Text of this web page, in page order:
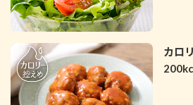
炊き込みご飯の素
納豆
PIN印
三ツ判山吹
千夜
スペシャルサイト
ZENB initiative
MIM（ミツカンミュージ
お客様の声をいかしました
販売終了製品のご案内
よくあるご質問
カロ